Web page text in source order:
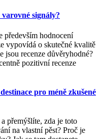
signály?
především hodnocení
vypovídá o skutečné kvalitě
jsou recenze důvěryhodné?
pozitivní recenze
pro méně zkušené
přemýšlíte, zda je toto
na vlastní pěst? Proč je